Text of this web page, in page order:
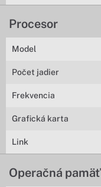
Procesor
Model
Počet jadier
Frekvencia
Grafická karta
Link
Operačná pamäť